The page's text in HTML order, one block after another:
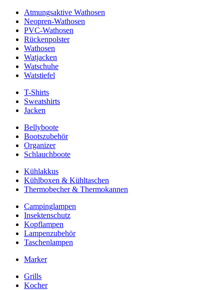
Atmungsaktive Wathosen
Neopren-Wathosen
PVC-Wathosen
Rückenpolster
Wathosen
Watjacken
Watschuhe
Watstiefel
T-Shirts
Sweatshirts
Jacken
Bellyboote
Bootszubehör
Organizer
Schlauchboote
Kühlakkus
Kühlboxen & Kühltaschen
Thermobecher & Thermokannen
Campinglampen
Insektenschutz
Kopflampen
Lampenzubehör
Taschenlampen
Marker
Grills
Kocher